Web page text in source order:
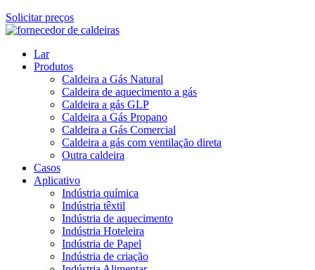
Solicitar preços
Lar
Produtos
Caldeira a Gás Natural
Caldeira de aquecimento a gás
Caldeira a gás GLP
Caldeira a Gás Propano
Caldeira a Gás Comercial
Caldeira a gás com ventilação direta
Outra caldeira
Casos
Aplicativo
Indústria química
Indústria têxtil
Indústria de aquecimento
Indústria Hoteleira
Indústria de Papel
Indústria de criação